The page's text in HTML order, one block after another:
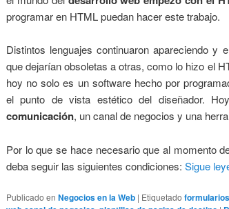
programar en HTML puedan hacer este trabajo.
Distintos lenguajes continuaron apareciendo y
que dejarían obsoletas a otras, como lo hizo el
hoy no solo es un software hecho por
el punto de vista estético del diseñador.
comunicación, un canal de negocios y una
Por lo que se hace necesario que al momento
deba seguir las siguientes condiciones: Sigue
Publicado en Negocios en la Web | Etiquetado